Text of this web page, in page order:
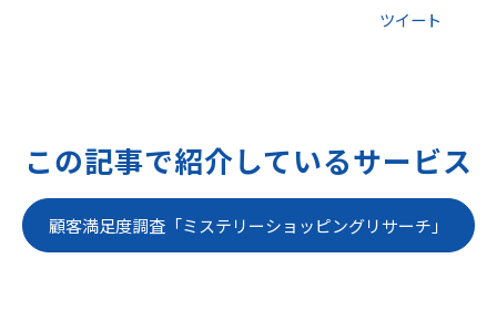
ツイート
この記事で紹介しているサービス
顧客満足度調査「ミステリーショッピングリサーチ」